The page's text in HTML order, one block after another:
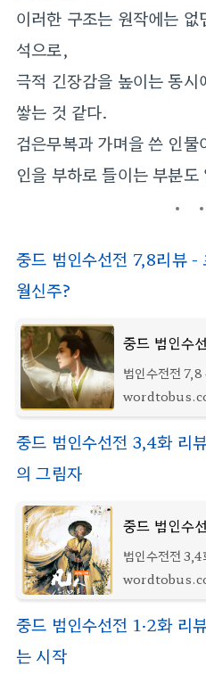
이러한 구조는 원작에는
석으로,
극적 긴장감을 높이는 동
쌓는 것 같다.
검은무복과 가며을 쓴 인
인을 부하로 들이는 부분
중드 범인수선전 7,8리뷰 -
월신주?
범인수전전 7,8
궁완의 등장으
중드 범인수선전 3,4화 리
의 그림자
범인수전전 3,4
부는 초반부터
중드 범인수선전 1·2화 리
는 시작